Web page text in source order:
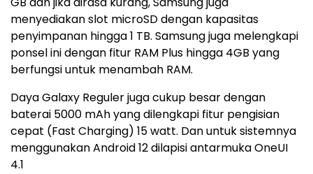
menyediakan slot microSD dengan kapasitas
penyimpanan hingga 1 TB. Samsung juga melengkapi
ponsel ini dengan fitur RAM Plus hingga 4GB yang
berfungsi untuk menambah RAM.
Daya Galaxy Reguler juga cukup besar dengan
baterai 5000 mAh yang dilengkapi fitur pengisian
cepat (Fast Charging) 15 watt. Dan untuk sistemnya
menggunakan Android 12 dilapisi antarmuka OneUI
4.1